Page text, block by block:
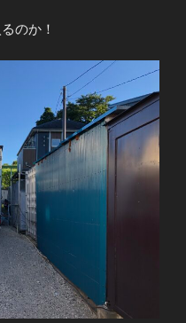
のか！